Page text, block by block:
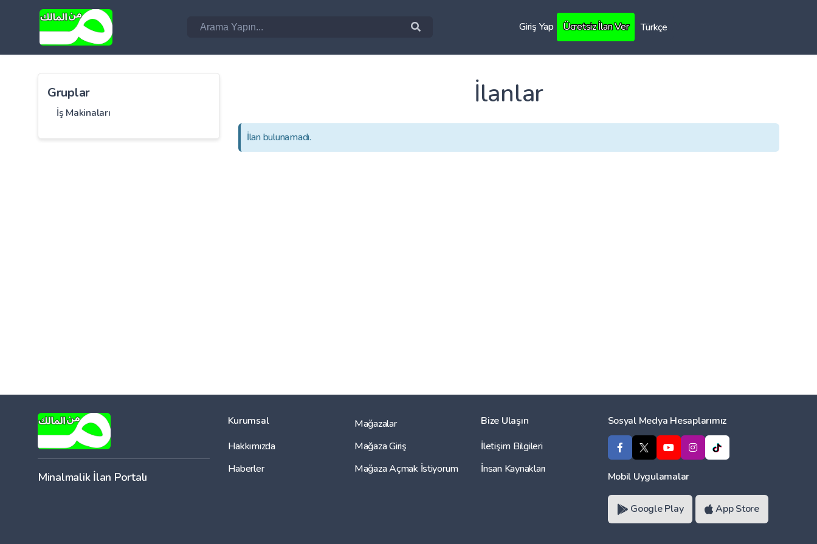
Giriş Yap Ücretsiz İlan Ver Türkçe
Gruplar
İş Makinaları
İlanlar
İlan bulunamadı.
Minalmalik İlan Portalı
Kurumsal
Hakkımızda
Haberler
Mağazalar
Mağaza Giriş
Mağaza Açmak İstiyorum
Bize Ulaşın
İletişim Bilgileri
İnsan Kaynakları
Sosyal Medya Hesaplarımız
Mobil Uygulamalar
Google Play App Store